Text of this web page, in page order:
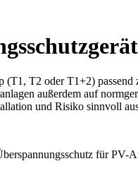
(T1, T2 oder T1+2)
außerdem auf
und Risiko sinnvoll